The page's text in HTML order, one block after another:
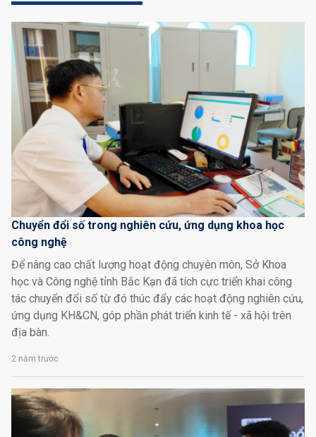
Chuyển đổi số trong nghiên cứu, ứng dụng khoa học
công nghệ
Để nâng cao chất lượng hoạt động chuyên môn, Sở Khoa
học và Công nghệ tỉnh Bắc Kạn đã tích cực triển khai công
tác chuyển đổi số từ đó thúc đẩy các hoạt động nghiên cứu,
ứng dụng KH&CN, góp phần phát triển kinh tế - xã hội trên
địa bàn.
2 năm trước